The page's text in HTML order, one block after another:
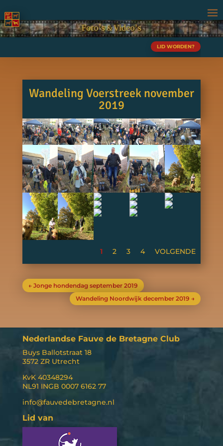
LID WORDEN?
Wandeling Voerstreek november
2019
1 2 3 4 VOLGENDE
← Jonge hondendag september 2019
Wandeling Noordwijk december 2019 →
Nederlandse Fauve de Bretagne Club
Buys Ballotstraat 18
3572 ZR Utrecht
KvK 40348294
NL91 INGB 0007 6162 77
info@fauvedebretagne.nl
Lid van